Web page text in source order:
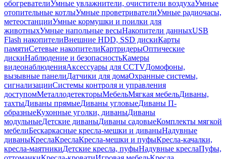
обогревателиУмные увлажнители, очистители воздухаУмные
отопительные котлыУмные проветривателиУмные радиочасы,
метеостанцииУмные кормушки и поилки для
животныхУмные напольные весыНакопители данныхUSB
Flash накопителиВнешние HDD, SSD дискиКарты
памятиСетевые накопителиКартридерыОптические
дискиНаблюдение и безопасностьКамеры
видеонаблюденияАксессуары для CCTVДомофоны,
вызывные панелиДатчики для домаОхранные системы,
сигнализацииСистемы контроля и управления
доступомМеталлодетекторыМебельМягкая мебельДиваны,
тахтыДиваны прямыеДиваны угловыеДиваны П-
образныеКухонные уголки, диваныДиваны
модульныеДетские диваныДиваны садовыеКомплекты мягкой
мебелиБескаркасные кресла-мешки и диваныНадувные
диваныКреслаКреслаКресла-мешки и пуфыКресла-качалки,
кресла-маятникиДетские кресла, пуфыНадувные креслаПуфы,